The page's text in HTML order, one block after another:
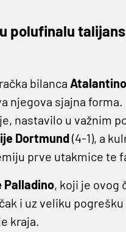
polufinalu
bilanca
njegova sjajna
nastavilo u važnim
Dortmund(4-1), a
prve utakmice te
Palladino, koji je ovog
i uz veliku
kraja.